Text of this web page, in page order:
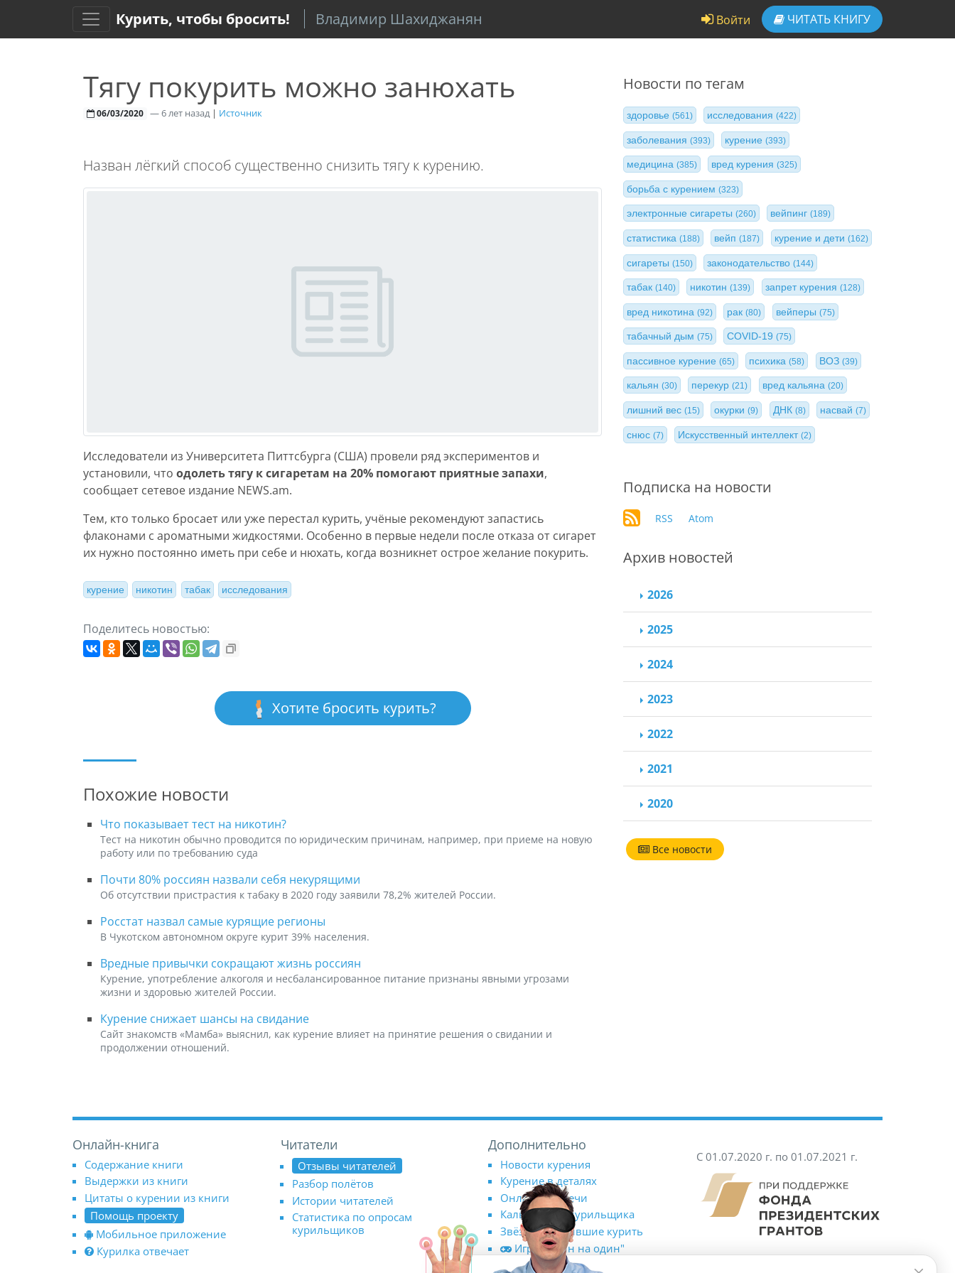
Курить, чтобы бросить! Владимир Шахиджанян Войти ЧИТАТЬ КНИГУ
Тягу покурить можно занюхать
06/03/2020 —6 лет назад | Источник
Назван лёгкий способ существенно снизить тягу к курению.
Исследователи из Университета Питтсбурга (США) провели ряд экспериментов и
установили, что одолеть тягу к сигаретам на 20% помогают приятные запахи,
сообщает сетевое издание NEWS.am.
Тем, кто только бросает или уже перестал курить, учёные рекомендуют запастись
флаконами с ароматными жидкостями. Особенно в первые недели после отказа от сигарет
их нужно постоянно иметь при себе и нюхать, когда возникнет острое желание покурить.
курение никотин табак исследования
Поделитесь новостью:
Хотите бросить курить?
Похожие новости
Что показывает тест на никотин?
Тест на никотин обычно проводится по юридическим причинам, например, при приеме на новую
работу или по требованию суда
Почти 80% россиян назвали себя некурящими
Об отсутствии пристрастия к табаку в 2020 году заявили 78,2% жителей России.
Росстат назвал самые курящие регионы
В Чукотском автономном округе курит 39% населения.
Вредные привычки сокращают жизнь россиян
Курение, употребление алкоголя и несбалансированное питание признаны явными угрозами
жизни и здоровью жителей России.
Курение снижает шансы на свидание
Сайт знакомств «Мамба» выяснил, как курение влияет на принятие решения о свидании и
продолжении отношений.
Новости по тегам
здоровье (561) исследования(422)
заболевания (393) курение(393)
медицина (385) вред курения(325)
борьба с курением (323)
электронные сигареты (260) вейпинг(189)
статистика (188) вейп(187) курение и дети (162)
сигареты (150) законодательство(144)
табак (140) никотин(139) запрет курения (128)
вред никотина (92) рак(80) вейперы (75)
табачный дым (75) COVID-19(75)
пассивное курение (65) психика(58) ВОЗ (39)
кальян (30) перекур(21) вред кальяна (20)
лишний вес (15) окурки(9) ДНК (8) насвай(7)
снюс (7) Искусственный интеллект(2)
Подписка на новости
RSS Atom
Архив новостей
2026
2025
2024
2023
2022
2021
2020
Все новости
Онлайн-книга
Содержание книги
Выдержки из книги
Цитаты о курении из книги
Помощь проекту
Мобильное приложение
Курилка отвечает
Читатели
Отзывы читателей
Разбор полётов
Истории читателей
Статистика по опросам
курильщиков
Дополнительно
Новости курения
Курение в деталях
Онлайн-встречи
Калькулятор курильщика
Звёзды, бросившие курить
Игра "Один на один"
С 01.07.2020 г. по 01.07.2021 г.